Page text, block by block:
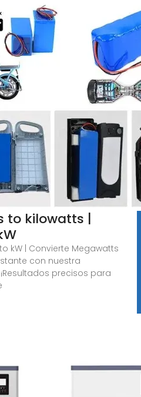
to kilowatts |
kW | Convierte Megawatts
con nuestra
precisos para